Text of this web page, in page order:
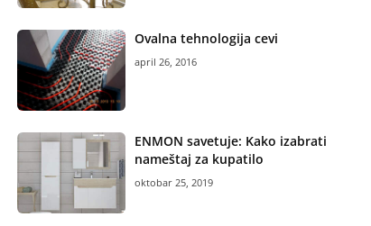
Ovalna tehnologija cevi
april 26, 2016
ENMON savetuje: Kako izabrati
nameštaj za kupatilo
oktobar 25, 2019